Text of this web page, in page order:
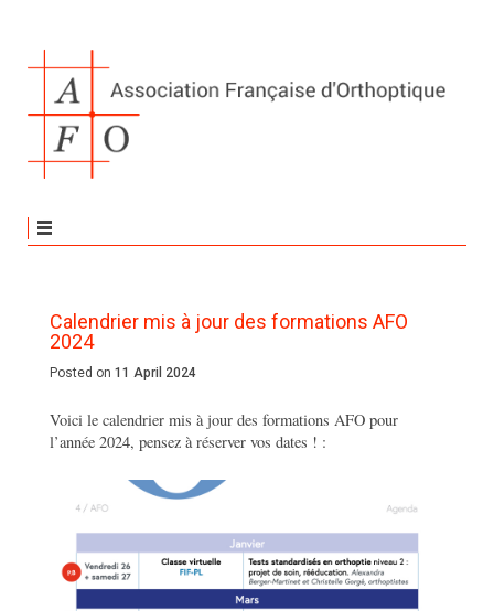
Calendrier mis à jour des formations AFO
2024
Posted on 11 April 2024
Voici le calendrier mis à jour des formations AFO pour
l’année 2024, pensez à réserver vos dates ! :